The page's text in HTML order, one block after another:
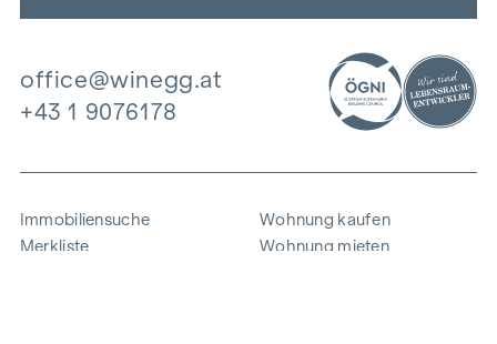
office@winegg.at
+43 1 9076178
Immobiliensuche
Merkliste
Wohnung kaufen
Wohnung mieten